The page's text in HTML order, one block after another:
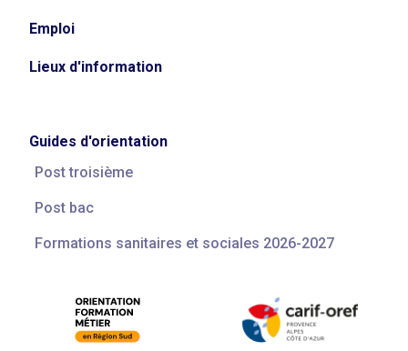
Emploi
Lieux d'information
Guides d'orientation
Post troisième
Post bac
Formations sanitaires et sociales 2026-2027